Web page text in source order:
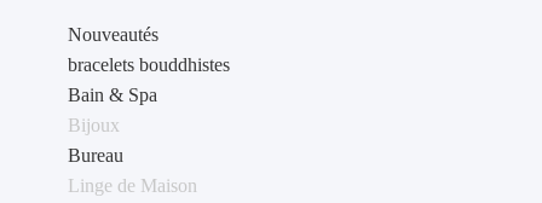
Nouveautés
bracelets bouddhistes
Bain & Spa
Bijoux
Bureau
Linge de Maison